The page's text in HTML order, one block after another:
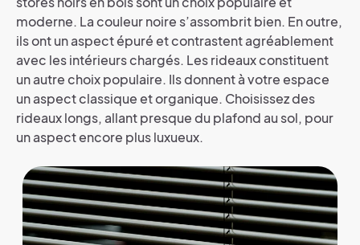
moderne. La couleur noire s’assombrit bien. En outre,
ils ont un aspect épuré et contrastent agréablement
avec les intérieurs chargés. Les rideaux constituent
un autre choix populaire. Ils donnent à votre espace
un aspect classique et organique. Choisissez des
rideaux longs, allant presque du plafond au sol, pour
un aspect encore plus luxueux.